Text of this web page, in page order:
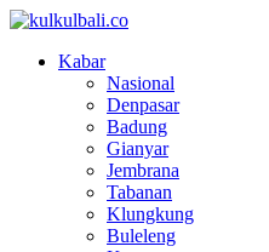
Kabar
Nasional
Denpasar
Badung
Gianyar
Jembrana
Tabanan
Klungkung
Buleleng